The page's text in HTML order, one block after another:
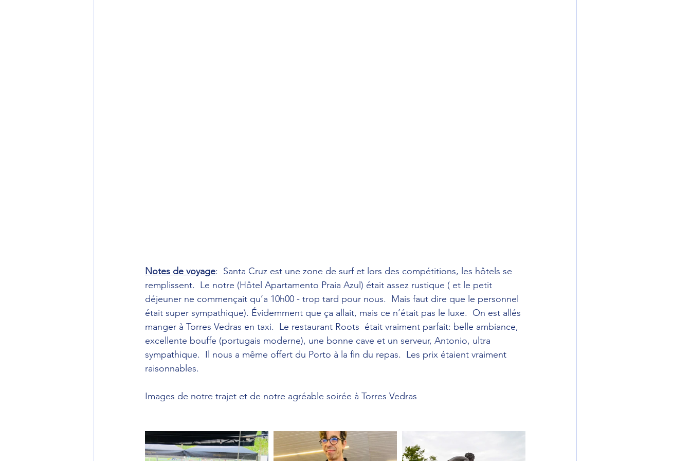
Notes de voyage:  Santa Cruz est une zone de surf et lors des compétitions, les hôtels se
remplissent.  Le notre (Hôtel Apartamento Praia Azul) était assez rustique ( et le petit
déjeuner ne commençait qu’a 10h00 - trop tard pour nous.  Mais faut dire que le personnel
était super sympathique). Évidemment que ça allait, mais ce n’était pas le luxe.  On est allés
manger à Torres Vedras en taxi.  Le restaurant Roots  était vraiment parfait: belle ambiance,
excellente bouffe (portugais moderne), une bonne cave et un serveur, Antonio, ultra
sympathique.  Il nous a même offert du Porto à la fin du repas.  Les prix étaient vraiment
raisonnables.
Images de notre trajet et de notre agréable soirée à Torres Vedras